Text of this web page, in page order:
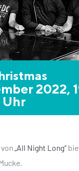
2022,
Uhr
„All Night Long“